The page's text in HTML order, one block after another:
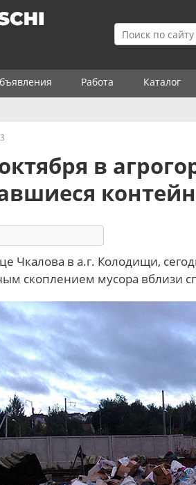
Работа Каталог
в
Чкалова в а.г. Колодищи,
скоплением мусора вблизи